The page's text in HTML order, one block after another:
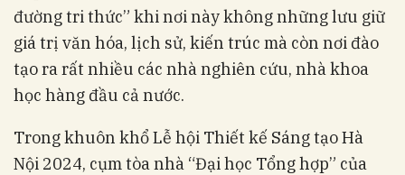
đường tri thức” khi nơi này không những lưu giữ
giá trị văn hóa, lịch sử, kiến trúc mà còn nơi đào
tạo ra rất nhiều các nhà nghiên cứu, nhà khoa
học hàng đầu cả nước.
Trong khuôn khổ Lễ hội Thiết kế Sáng tạo Hà
Nội 2024, cụm tòa nhà “Đại học Tổng hợp” của